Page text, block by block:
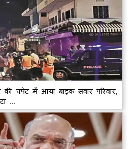
चपेट में आया बाइक सवार परिवार,
...